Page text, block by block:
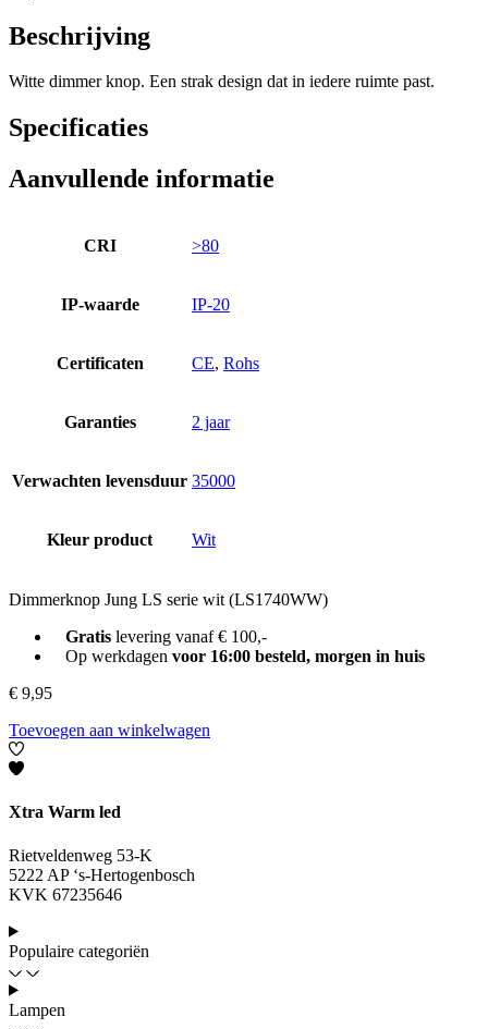
Beschrijving
Witte dimmer knop. Een strak design dat in iedere ruimte past.
Specificaties
Aanvullende informatie
CRI >80
IP-waarde IP-20
Certificaten CE, Rohs
Garanties 2 jaar
Verwachten levensduur 35000
Kleur product Wit
Dimmerknop Jung LS serie wit (LS1740WW)
Gratislevering vanaf € 100,-
Op werkdagen voor 16:00 besteld, morgen in huis
€ 9,95
Toevoegen aan winkelwagen
Xtra Warm led
Rietveldenweg 53-K
5222 AP ‘s-Hertogenbosch
KVK 67235646
Populaire categoriën
Lampen